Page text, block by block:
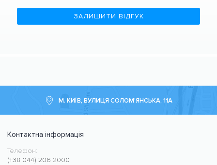
ЗАЛИШИТИ ВІДГУК
М. КИЇВ, ВУЛИЦЯ СОЛОМ'ЯНСЬКА, 11А
Контактна інформація
Медичний центр CMC MED
https://cmcmed.clinic
Телефон:
(+38 044) 206 2000